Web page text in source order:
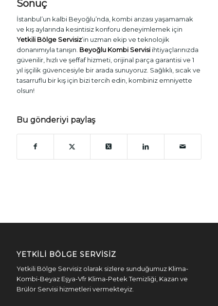
Sonuç
İstanbul’un kalbi Beyoğlu’nda, kombi arızası yaşamamak
ve kış aylarında kesintisiz konforu deneyimlemek için
Yetkili Bölge Servisiz’in uzman ekip ve teknolojik
donanımıyla tanışın. Beyoğlu Kombi Servisiihtiyaçlarınızda
güvenilir, hızlı ve şeffaf hizmeti, orijinal parça garantisi ve 1
yıl işçilik güvencesiyle bir arada sunuyoruz. Sağlıklı, sıcak ve
tasarruflu bir kış için bizi tercih edin, kombiniz emniyette
olsun!
Bu gönderiyi paylaş
YETKILI BÖLGE SERVISIZ
Yetkili Bölge Servisiz olarak sizlere sunduğumuz Klima-
Kombi-Beyaz Eşya-Vfr Klima-Petek Temizliği, Kazan ve
Brülör Servisi hizmetleri vermekteyiz.